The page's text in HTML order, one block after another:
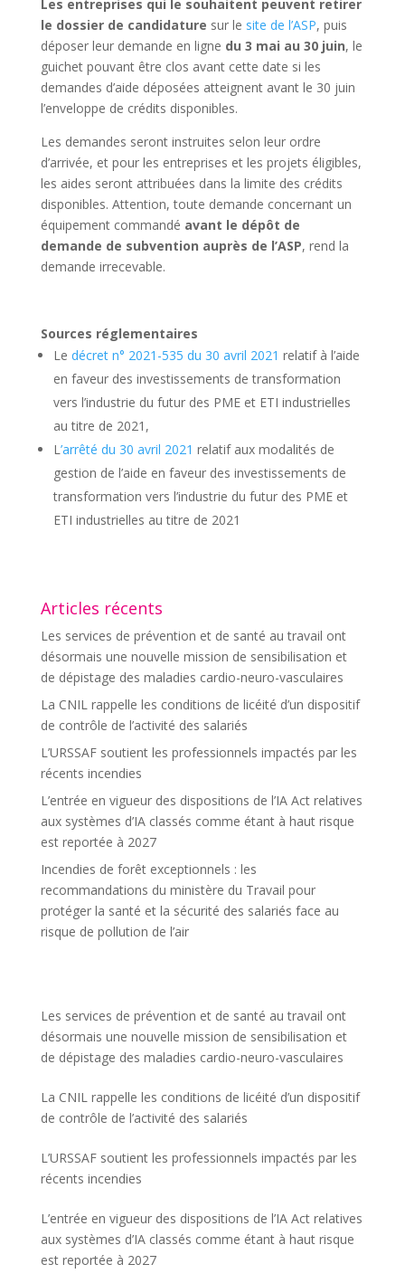
Les entreprises qui le souhaitent peuvent retirer
le dossier de candidature sur le site de l’ASP, puis
déposer leur demande en ligne du 3 mai au 30 juin, le
guichet pouvant être clos avant cette date si les
demandes d’aide déposées atteignent avant le 30 juin
l’enveloppe de crédits disponibles.
Les demandes seront instruites selon leur ordre
d’arrivée, et pour les entreprises et les projets éligibles,
les aides seront attribuées dans la limite des crédits
disponibles. Attention, toute demande concernant un
équipement commandé avant le dépôt de
demande de subvention auprès de l’ASP, rend la
demande irrecevable.
Sources réglementaires
Le décret n° 2021-535 du 30 avril 2021 relatif à l’aide
en faveur des investissements de transformation
vers l’industrie du futur des PME et ETI industrielles
au titre de 2021,
L’arrêté du 30 avril 2021 relatif aux modalités de
gestion de l’aide en faveur des investissements de
transformation vers l’industrie du futur des PME et
ETI industrielles au titre de 2021
Articles récents
Les services de prévention et de santé au travail ont
désormais une nouvelle mission de sensibilisation et
de dépistage des maladies cardio-neuro-vasculaires
La CNIL rappelle les conditions de licéité d’un dispositif
de contrôle de l’activité des salariés
L’URSSAF soutient les professionnels impactés par les
récents incendies
L’entrée en vigueur des dispositions de l’IA Act relatives
aux systèmes d’IA classés comme étant à haut risque
est reportée à 2027
Incendies de forêt exceptionnels : les
recommandations du ministère du Travail pour
protéger la santé et la sécurité des salariés face au
risque de pollution de l’air
Les services de prévention et de santé au travail ont
désormais une nouvelle mission de sensibilisation et
de dépistage des maladies cardio-neuro-vasculaires
La CNIL rappelle les conditions de licéité d’un dispositif
de contrôle de l’activité des salariés
L’URSSAF soutient les professionnels impactés par les
récents incendies
L’entrée en vigueur des dispositions de l’IA Act relatives
aux systèmes d’IA classés comme étant à haut risque
est reportée à 2027